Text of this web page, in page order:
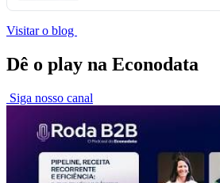
Visitar o blog
Dê o play na Econodata
Siga nosso canal